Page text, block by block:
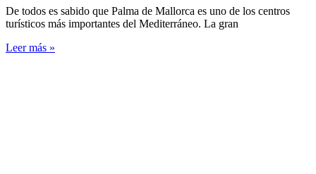
De todos es sabido que Palma de Mallorca es uno de los centros
turísticos más importantes del Mediterráneo. La gran
Leer más »